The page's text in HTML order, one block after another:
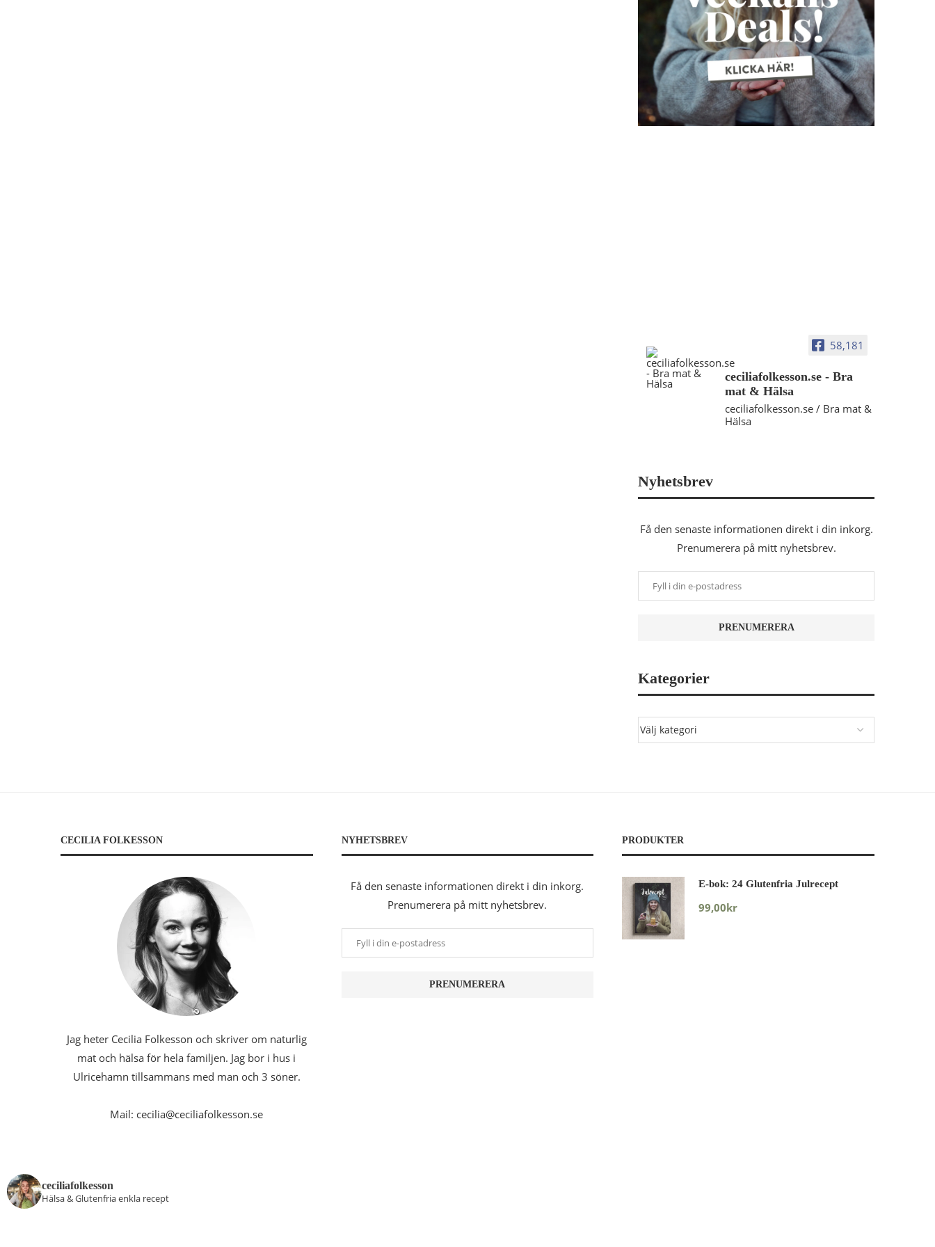
58,181
ceciliafolkesson.se - Bra
mat & Hälsa
ceciliafolkesson.se / Bra mat &
Hälsa
Nyhetsbrev
Få den senaste informationen direkt i din inkorg.
Prenumerera på mitt nyhetsbrev.
Kategorier
CECILIA FOLKESSON
Jag heter Cecilia Folkesson och skriver om naturlig
mat och hälsa för hela familjen. Jag bor i hus i
Ulricehamn tillsammans med man och 3 söner.
Mail: cecilia@ceciliafolkesson.se
NYHETSBREV
Få den senaste informationen direkt i din inkorg.
Prenumerera på mitt nyhetsbrev.
PRODUKTER
E-bok: 24 Glutenfria Julrecept
99,00kr
ceciliafolkesson
Hälsa & Glutenfria enkla recept